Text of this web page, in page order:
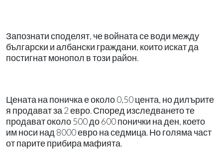
Запознати споделят, че войната се води между
български и албански граждани, които искат да
постигнат монопол в този район.
Цената на поничка е около 0,50 цента, но дилърите
я продават за 2 евро. Според изследването те
продават около 500 до 600 понички на ден, което
им носи над 8000 евро на седмица. Но голяма част
от парите прибира мафията.